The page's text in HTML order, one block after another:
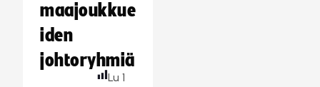
maajoukkue
iden
johtoryhmiä
Lu 1